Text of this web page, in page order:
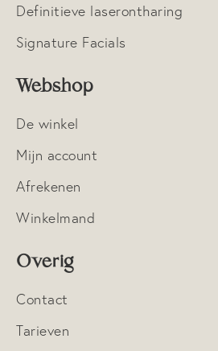
Definitieve laserontharing
Signature Facials
Webshop
De winkel
Mijn account
Afrekenen
Winkelmand
Overig
Contact
Tarieven